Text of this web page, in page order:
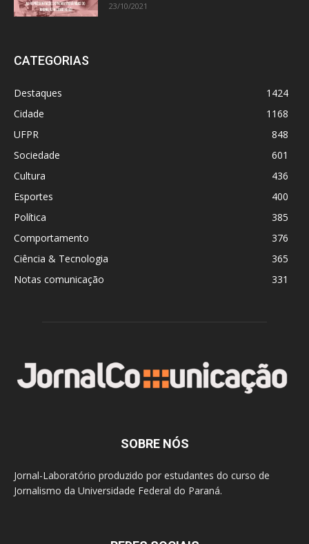
23/10/2021
CATEGORIAS
Destaques
1424
Cidade
1168
UFPR
848
Sociedade
601
Cultura
436
Esportes
400
Política
385
Comportamento
376
Ciência & Tecnologia
365
Notas comunicação
331
SOBRE NÓS
Jornal-Laboratório produzido por estudantes do curso de
Jornalismo da Universidade Federal do Paraná.